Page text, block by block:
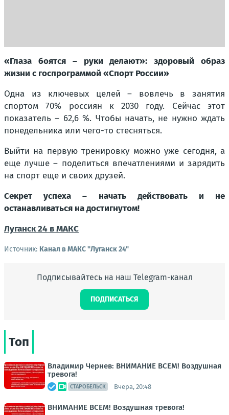
«Глаза боятся – руки делают»: здоровый образ
жизни с госпрограммой «Спорт России»
Одна из ключевых целей – вовлечь в занятия
спортом 70% россиян к 2030 году. Сейчас этот
показатель – 62,6 %. Чтобы начать, не нужно ждать
понедельника или чего-то стесняться.
Выйти на первую тренировку можно уже сегодня, а
еще лучше – поделиться впечатлениями и зарядить
на спорт еще и своих друзей.
Секрет успеха – начать действовать и не
останавливаться на достигнутом!
Луганск 24 в МАКС
Источник: Канал в МАКС "Луганск 24"
Подписывайтесь на наш Telegram-канал
ПОДПИСАТЬСЯ
Топ
Владимир Чернев: ВНИМАНИЕ ВСЕМ! Воздушная
тревога!
СТАРОБЕЛЬСК Вчера, 20:48
ВНИМАНИЕ ВСЕМ! Воздушная тревога!